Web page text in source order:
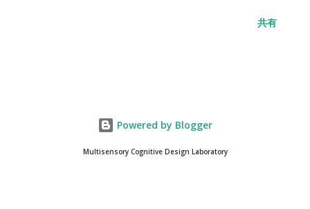
共有
Powered by Blogger
Multisensory Cognitive Design Laboratory